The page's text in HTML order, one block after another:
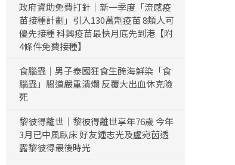
政府資助免費打針｜新一季度「流感疫
苗接種計劃」引入130萬劑疫苗 8類人可
優先接種 科興疫苗最快月底先到港【附
4條件免費接種】
食腦蟲｜男子泰國狂食生醃海鮮染「食
腦蟲」腸道嚴重潰爛 反覆大出血休克險
死
黎彼得離世｜黎彼得離世享年76歲 今年
3月已中風臥床 好友鍾志光及盧宛茵透
露黎彼得最後時光